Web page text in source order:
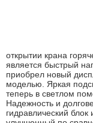
открытии крана
является быстрый
приобрел новый
моделью. Яркая
теперь в светлом
Надежность и
гидравлический